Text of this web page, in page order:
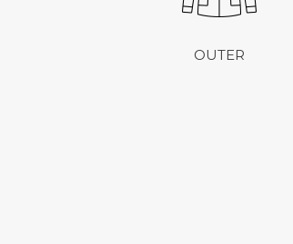
OUTER